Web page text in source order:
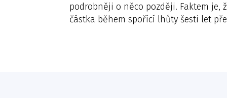
podrobněji o něco později. Faktem je,
částka během spořící lhůty šesti let